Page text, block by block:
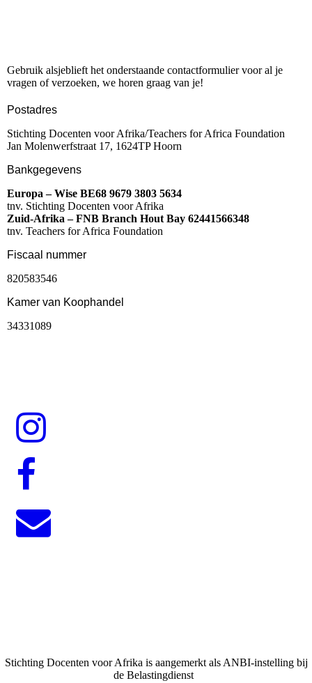
Gebruik alsjeblieft het onderstaande contactformulier voor al je
vragen of verzoeken, we horen graag van je!
Postadres
Stichting Docenten voor Afrika/Teachers for Africa Foundation
Jan Molenwerfstraat 17, 1624TP Hoorn
Bankgegevens
Europa – Wise BE68 9679 3803 5634
tnv. Stichting Docenten voor Afrika
Zuid-Afrika – FNB Branch Hout Bay 62441566348
tnv. Teachers for Africa Foundation
Fiscaal nummer
820583546
Kamer van Koophandel
34331089
Stichting Docenten voor Afrika is aangemerkt als ANBI-instelling bij
de Belastingdienst